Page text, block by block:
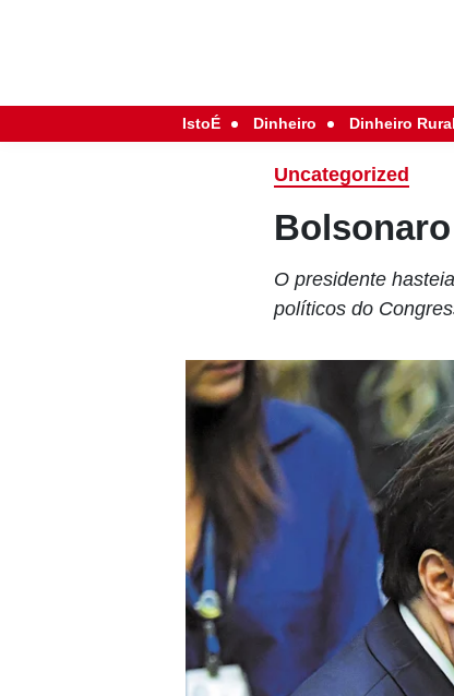
IstoÉ Dinheiro Dinheiro Rural
Uncategorized
O presidente
políticos do